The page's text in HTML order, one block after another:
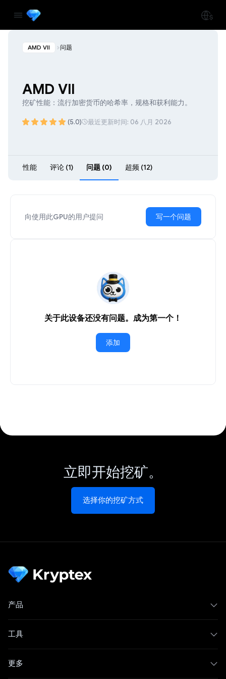
AMD VII 问题
AMD VII
挖矿性能：流行加密货币的哈希率，规格和获利能力。
(5.0) 最近更新时间: 06 八月 2026
性能 评论 (1) 问题 (0) 超频 (12)
向使用此GPU的用户提问 写一个问题
关于此设备还没有问题。成为第一个！
添加
立即开始挖矿。
选择你的挖矿方式
产品
工具
更多